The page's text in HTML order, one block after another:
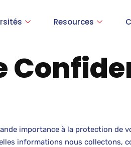
Resources
importance à la protection de
informations nous collectons,